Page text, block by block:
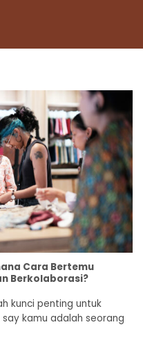
Cara Bertemu
Berkolaborasi?
kunci penting untuk
say kamu adalah seorang